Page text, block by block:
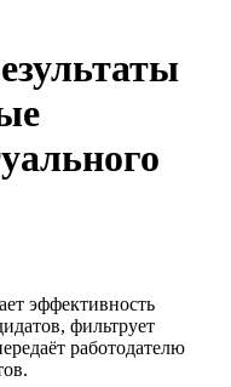
эффективность
фильтрует
работодателю